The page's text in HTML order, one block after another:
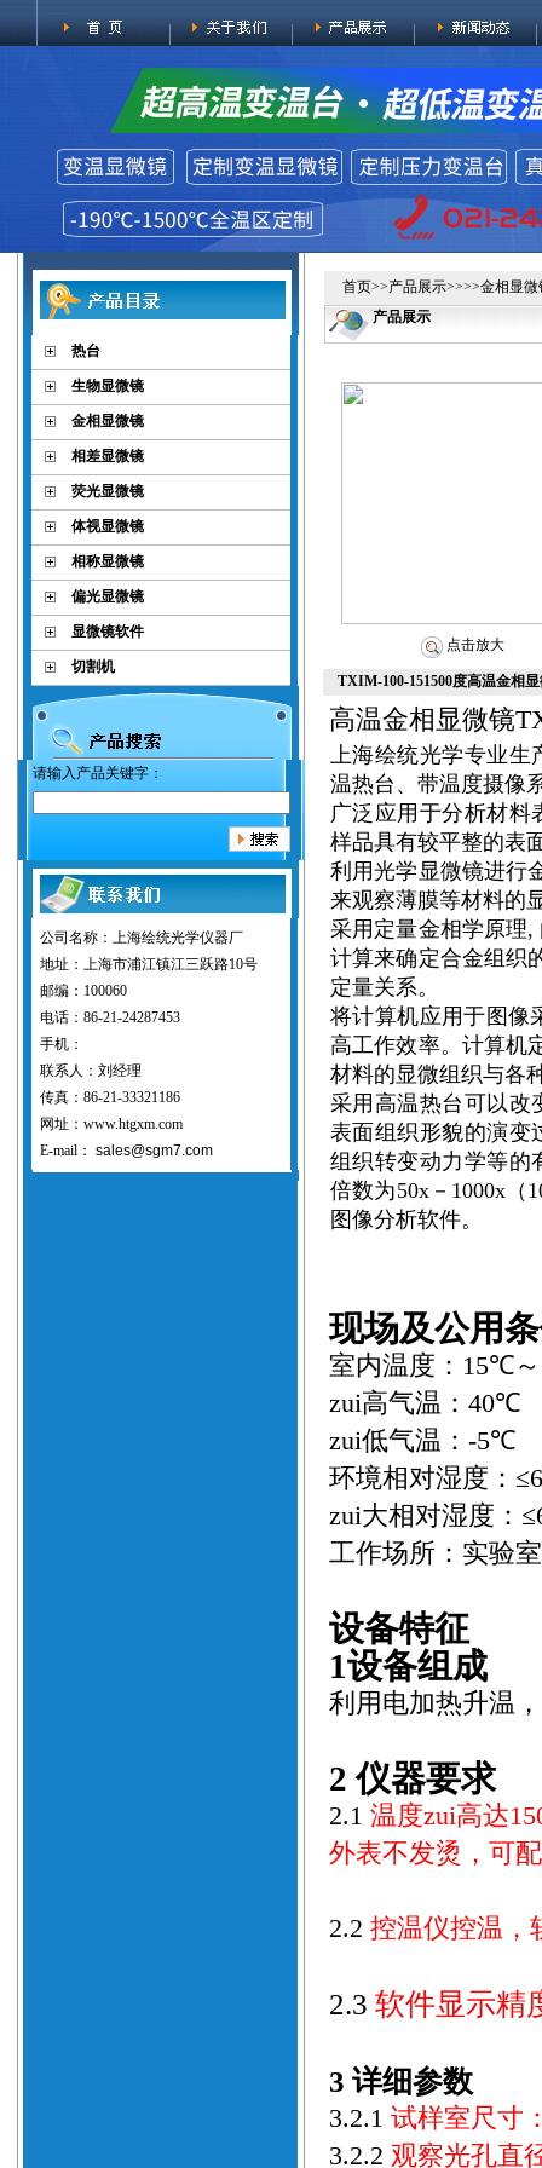
热台
生物显微镜
金相显微镜
相差显微镜
荧光显微镜
体视显微镜
相称显微镜
偏光显微镜
显微镜软件
切割机
请输入产品关键字：
公司名称：上海绘统光学仪器厂
地址：上海市浦江镇江三跃路10号
邮编：100060
电话：86-21-24287453
手机：
联系人：刘经理
传真：86-21-33321186
网址：www.htgxm.com
E-mail： sales@sgm7.com
首页>>产品展示>>>>金相显微
产品展示
点击放大
TXIM-100-151500度高温金相
高温金相显微镜
上海绘统光学专业生
温热台、带温度摄像
广泛应用于分析材料
样品具有较平整的表
利用光学显微镜进行
来观察薄膜等材料的
采用定量金相学原理
计算来确定合金组织
定量关系。
将计算机应用于图像
高工作效率。计算机
材料的显微组织与各
采用高温热台可以改
表面组织形貌的演变
组织转变动力学等的
倍数为50x－ 1000x（
图像分析软件。
现场及公用
室内温度： 15℃
zui高气温： 40℃
zui低气温： -5℃
环境相对湿度：
zui大相对湿度： ≤
工作场所：实验室
设备特征
1设备组成
利用电加热升温
2仪器要求
2.1 温度zui高达
外表不发烫 ， 可
2.2 控温仪控温，
2.3 软件显示精
3 详细参数
3.2.1 试样室尺寸
3.2.2 观察光孔直